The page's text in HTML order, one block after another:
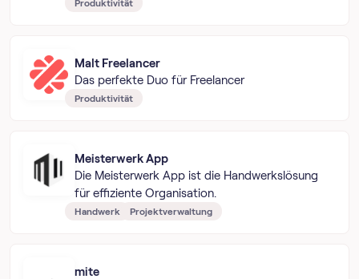
Produktivität
Malt Freelancer
Das perfekte Duo für Freelancer
Produktivität
Meisterwerk App
Die Meisterwerk App ist die Handwerkslösung
für effiziente Organisation.
Handwerk Projektverwaltung
mite